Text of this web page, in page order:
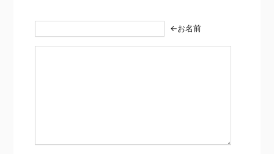
←お名前